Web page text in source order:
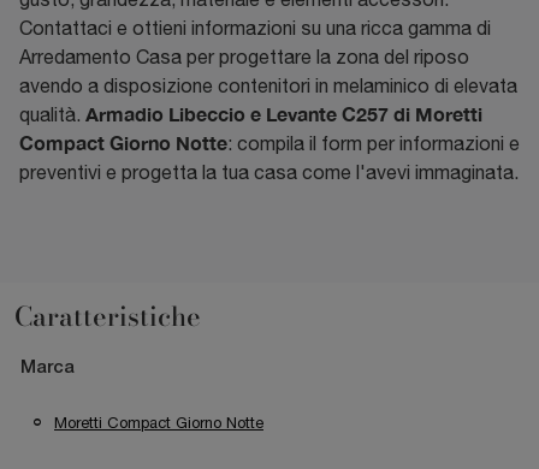
Contattaci e ottieni informazioni su una ricca gamma di
Arredamento Casa per progettare la zona del riposo
avendo a disposizione contenitori in melaminico di elevata
qualità. Armadio Libeccio e Levante C257 di Moretti
Compact Giorno Notte: compila il form per informazioni e
preventivi e progetta la tua casa come l'avevi immaginata.
Caratteristiche
Marca
Moretti Compact Giorno Notte